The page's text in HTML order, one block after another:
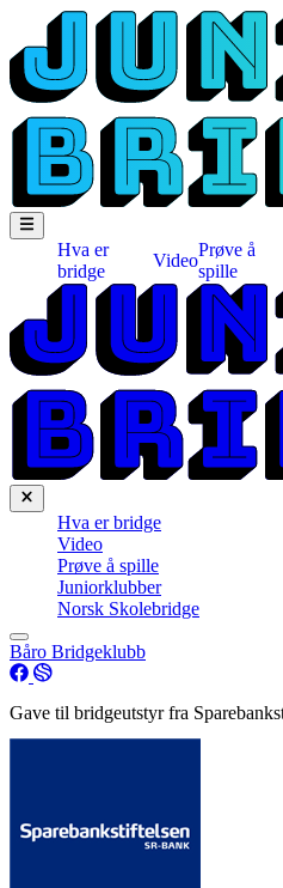
Hva er
bridge
Video
Prøve å
spille
Hva er bridge
Video
Prøve å spille
Juniorklubber
Norsk Skolebridge
Båro Bridgeklubb
Gave til bridgeutstyr fra